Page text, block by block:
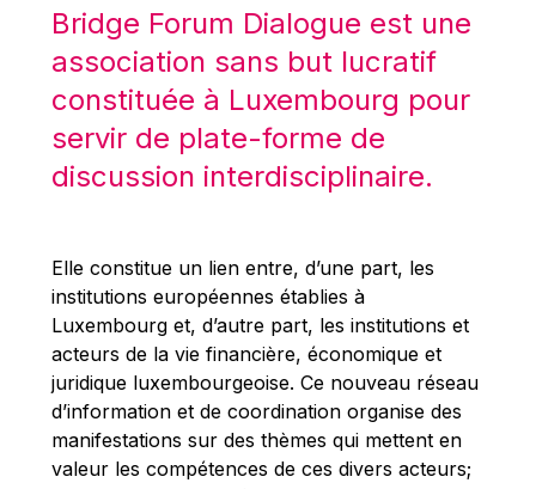
Mario Centeno
Mario Monti
Maroš ŠEFČOVIČ
Martin Bailey
Martine Reicherts
Michael Sohlman
Michel Goedert
Mireille Delmas-Marty
Nobuo Tanaka
Otmar Issing
Paolo Mengozzi
Bridge Forum Dialogue est une
association sans but lucratif
constituée à Luxembourg pour
servir de plate-forme de
discussion interdisciplinaire.
Elle constitue un lien entre, d’une part, les
institutions européennes établies à
Luxembourg et, d’autre part, les institutions et
acteurs de la vie financière, économique et
juridique luxembourgeoise. Ce nouveau réseau
d’information et de coordination organise des
manifestations sur des thèmes qui mettent en
valeur les compétences de ces divers acteurs;